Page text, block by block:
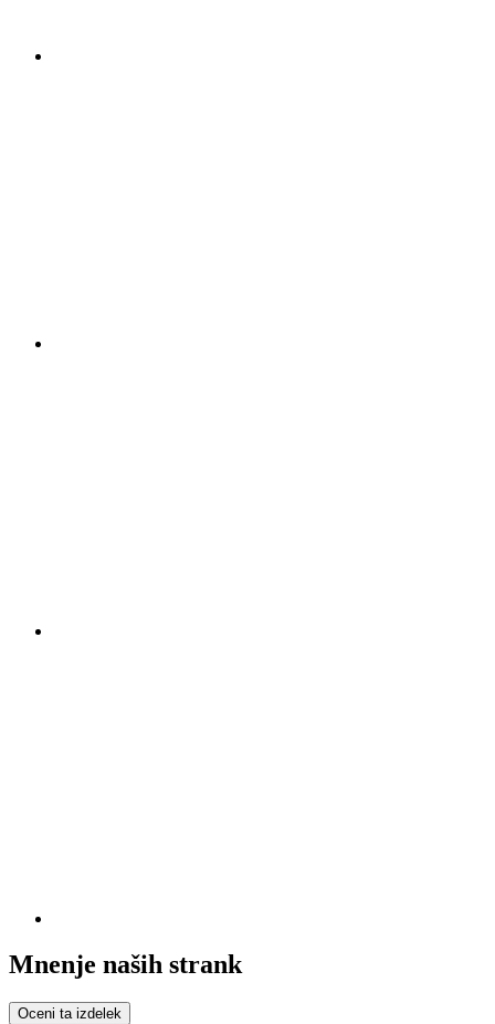
Mnenje naših strank
Oceni ta izdelek